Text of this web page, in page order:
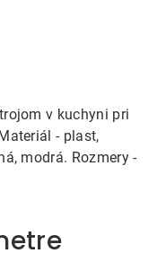
v kuchyni pri
- plast,
modrá. Rozmery -